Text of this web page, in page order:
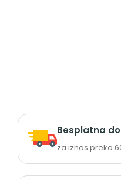
Besplatna
za iznos preko